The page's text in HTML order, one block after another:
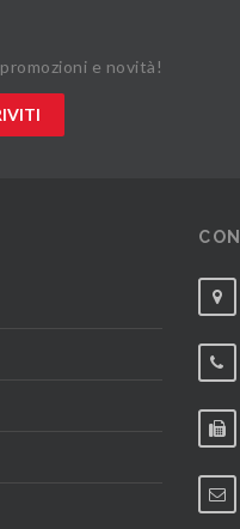
e novità!